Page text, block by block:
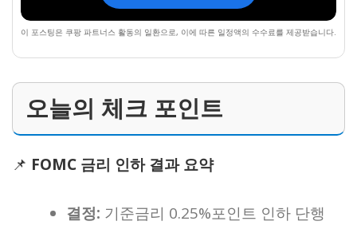
이 포스팅은 쿠팡 파트너스 활동의 일환으로, 이에 따른 일정액의 수수료를 제공받습니다.
오늘의 체크 포인트
📌 FOMC 금리 인하 결과 요약
결정: 기준금리 0.25%포인트 인하 단행